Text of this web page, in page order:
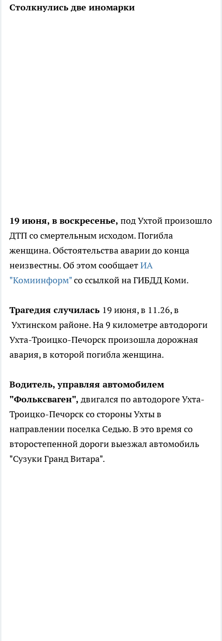
Столкнулись две иномарки
19 июня, в воскресенье, под Ухтой произошло
ДТП со смертельным исходом. Погибла
женщина. Обстоятельства аварии до конца
неизвестны. Об этом сообщаетИА
"Комиинформ"со ссылкой на ГИБДД Коми.
Трагедия случилась 19 июня, в 11.26, в
Ухтинском районе. На 9 километре автодороги
Ухта-Троицко-Печорск произошла дорожная
авария, в которой погибла женщина.
Водитель, управляя автомобилем
"Фольксваген", двигался по автодороге Ухта-
Троицко-Печорск со стороны Ухты в
направлении поселка Седью. В это время со
второстепенной дороги выезжал автомобиль
"Сузуки Гранд Витара".